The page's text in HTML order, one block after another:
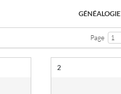
GÉNÉALOGIE
Page
Résultat n°
2